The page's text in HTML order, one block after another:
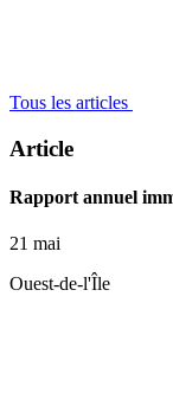
Tous les articles
Article
Rapport annuel
21 mai
Ouest-de-l'Île